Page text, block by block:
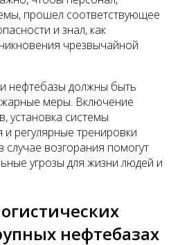
прошел соответствующее
и знал, как
чрезвычайной
нефтебазы должны быть
меры. Включение
установка системы
регулярные тренировки
возгорания помогут
угрозы для жизни людей и
нефтебазах